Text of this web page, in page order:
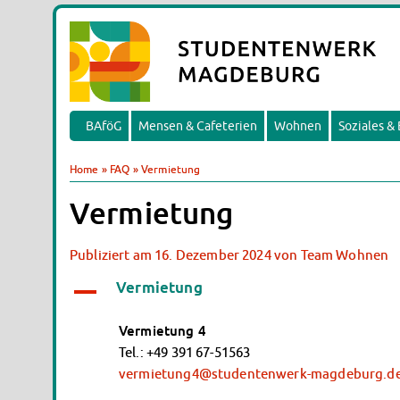
BAföG Mensen & Cafeterien Wohnen Soziales &
Home » FAQ »Vermietung
Vermietung
Publiziert am 16. Dezember 2024von Team Wohnen
A Vermietung
Vermietung 4
Tel.: +49 391 67-51563
vermietung4@studentenwerk-